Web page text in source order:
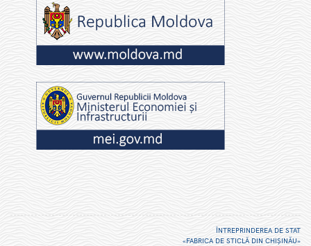
ÎNTREPRINDEREA DE STAT
«FABRICA DE STICLĂ DIN CHIŞINĂU»